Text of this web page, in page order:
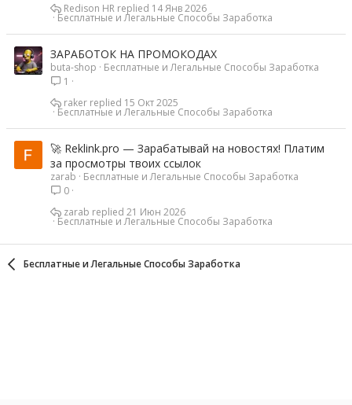
Бесплатные и Легальные Способы Заработка
14 Янв 2026
Redison HR
ЗАРАБОТОК НА ПРОМОКОДАХ
buta-shop
Бесплатные и Легальные Способы Заработка
1
Бесплатные и Легальные Способы Заработка
15 Окт 2025
raker
🚀 Reklink.pro — Зарабатывай на новостях! Платим
за просмотры твоих ссылок
zarab
Бесплатные и Легальные Способы Заработка
0
Бесплатные и Легальные Способы Заработка
21 Июн 2026
zarab
Бесплатные и Легальные Способы Заработка